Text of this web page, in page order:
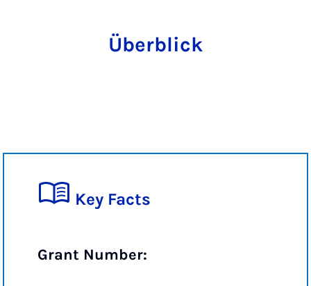
Überblick
Key Facts
Grant Number: